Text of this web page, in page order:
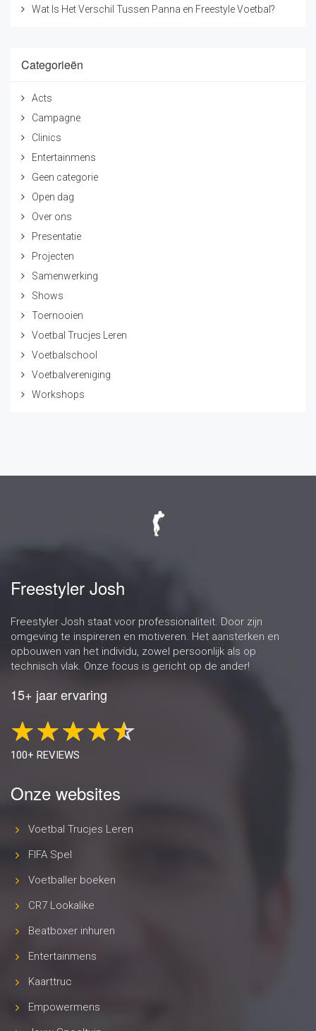
22036598.
Wat Is Het Verschil Tussen Panna en Freestyle Voetbal?
Categorieën
Acts
Campagne
Clinics
Entertainmens
Geen categorie
Open dag
Over ons
Presentatie
Projecten
Samenwerking
Shows
Toernooien
Voetbal Trucjes Leren
Voetbalschool
Voetbalvereniging
Workshops
Freestyler Josh
Freestyler Josh staat voor professionaliteit. Door zijn
omgeving te inspireren en motiveren. Het aansterken en
opbouwen van het individu, zowel persoonlijk als op
technisch vlak. Onze focus is gericht op de ander!
15+ jaar ervaring
100+ REVIEWS
Onze websites
Voetbal Trucjes Leren
FIFA Spel
Voetballer boeken
CR7 Lookalike
Beatboxer inhuren
Entertainmens
Kaarttruc
Empowermens